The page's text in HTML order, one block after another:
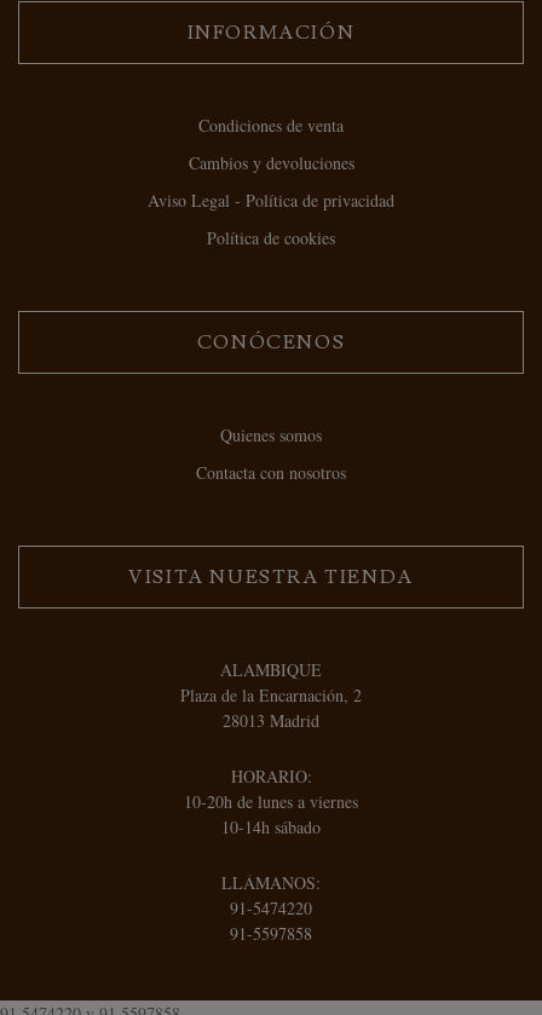
INFORMACIÓN
Condiciones de venta
Cambios y devoluciones
Aviso Legal - Política de privacidad
Política de cookies
CONÓCENOS
Quienes somos
Contacta con nosotros
VISITA NUESTRA TIENDA
ALAMBIQUE
Plaza de la Encarnación, 2
28013 Madrid
HORARIO:
10-20h de lunes a viernes
10-14h sábado
LLÁMANOS:
91-5474220
91-5597858